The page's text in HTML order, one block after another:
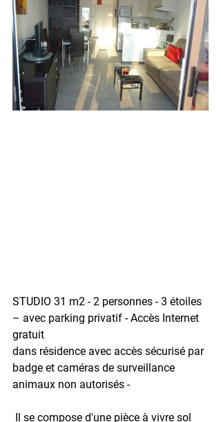
STUDIO 31 m2 - 2 personnes - 3 étoiles
– avec parking privatif - Accès Internet
gratuit
dans résidence avec accès sécurisé par
badge et caméras de surveillance
animaux non autorisés -